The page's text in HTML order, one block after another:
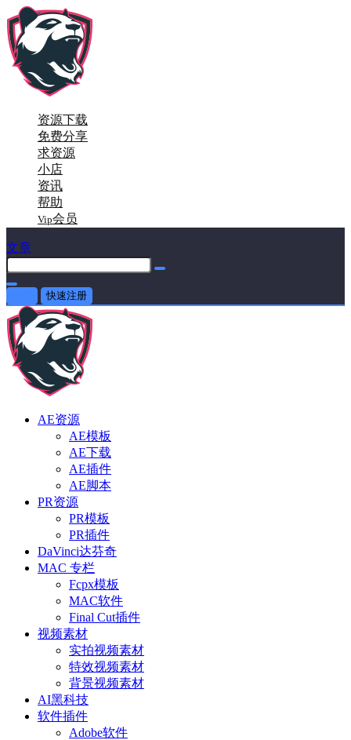
资源下载
免费分享
求资源
小店
资讯
帮助
Vip会员
文章
快速注册
AE资源
AE模板
AE下载
AE插件
AE脚本
PR资源
PR模板
PR插件
DaVinci达芬奇
MAC 专栏
Fcpx模板
MAC软件
Final Cut插件
视频素材
实拍视频素材
特效视频素材
背景视频素材
AI黑科技
软件插件
Adobe软件